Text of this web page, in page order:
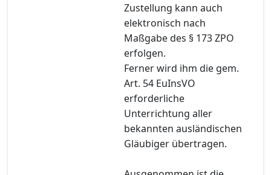
Zustellung kann auch
elektronisch nach
Maßgabe des § 173 ZPO
erfolgen.
Ferner wird ihm die gem.
Art. 54 EuInsVO
erforderliche
Unterrichtung aller
bekannten ausländischen
Gläubiger übertragen.